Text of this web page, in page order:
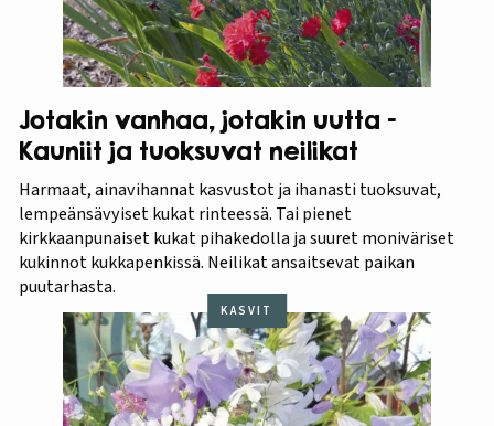
Jotakin vanhaa, jotakin uutta –
Kauniit ja tuoksuvat neilikat
Harmaat, ainavihannat kasvustot ja ihanasti tuoksuvat,
lempeänsävyiset kukat rinteessä. Tai pienet
kirkkaanpunaiset kukat pihakedolla ja suuret moniväriset
kukinnot kukkapenkissä. Neilikat ansaitsevat paikan
puutarhasta.
KASVIT